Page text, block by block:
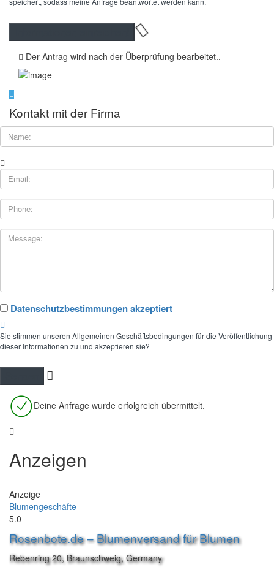
Der Antrag wird nach der Überprüfung bearbeitet..
Kontakt mit der Firma
Datenschutzbestimmungen akzeptiert
Sie stimmen unseren Allgemeinen Geschäftsbedingungen für die Veröffentlichung
dieser Informationen zu und akzeptieren sie?
Deine Anfrage wurde erfolgreich übermittelt.
Anzeigen
Anzeige
Blumengeschäfte
5.0
Rosenbote.de – Blumenversand für Blumen
Rebenring 20, Braunschweig, Germany